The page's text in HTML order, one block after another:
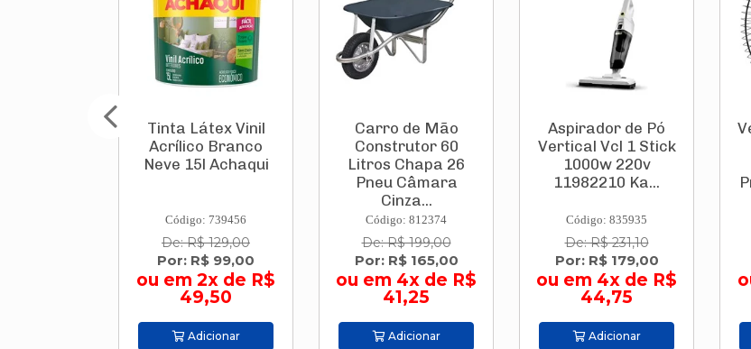
Tinta Látex Vinil
Acrílico Branco
Neve 15l Achaqui
Código: 739456
De: R$ 129,00
Por: R$ 99,00
ou em 2x de R$
49,50
Adicionar
Carro de Mão
Construtor 60
Litros Chapa 26
Pneu Câmara
Cinza...
Código: 812374
De: R$ 199,00
Por: R$ 165,00
ou em 4x de R$
41,25
Adicionar
Aspirador de Pó
Vertical Vcl 1 Stick
1000w 220v
11982210 Ka...
Código: 835935
De: R$ 231,10
Por: R$ 179,00
ou em 4x de R$
44,75
Adicionar